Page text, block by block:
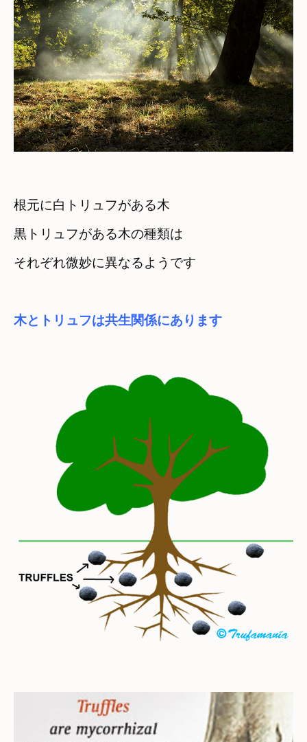
根元に白トリュフがある木
黒トリュフがある木の種類は
それぞれ微妙に異なるようです
木とトリュフは共生関係にあります